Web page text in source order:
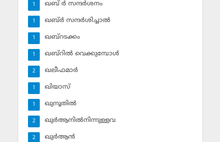
ഖബ് ര്‍ സന്ദര്‍ശനം
1
ഖബ്ര്‍ സന്ദര്‍ശിച്ചാല്‍
1
ഖബ്‌റടക്കം
1
ഖബ്‌റില്‍ വെക്കുമ്പോള്‍
1
ഖലീഫമാര്‍
2
ഖിയാസ്
1
ഖുനൂതില്‍
1
ഖുര്‍ആനില്‍നിന്നുള്ളവ
2
ഖുര്‍ആന്‍
2